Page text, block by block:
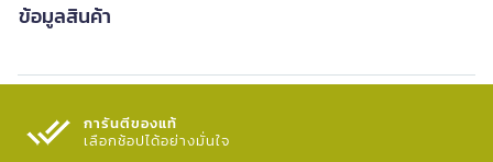
ข้อมูลสินค้า
การันตีของแท้
เลือกช้อปได้อย่างมั่นใจ​